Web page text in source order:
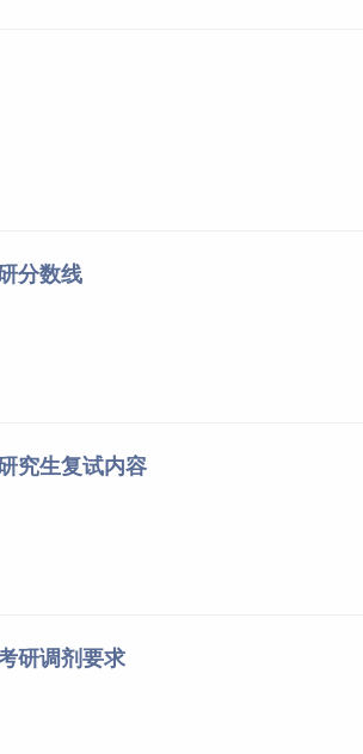
分数线
究生复试内容
研调剂要求